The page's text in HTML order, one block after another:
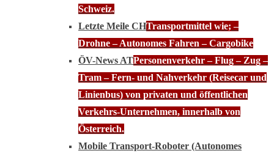
Schweiz.
Letzte Meile CHTransportmittel wie; –
Drohne – Autonomes Fahren – Cargobike
ÖV-News ATPersonenverkehr – Flug – Zug –
Tram – Fern- und Nahverkehr (Reisecar und
Linienbus) von privaten und öffentlichen
Verkehrs-Unternehmen, innerhalb von
Österreich.
Mobile Transport-Roboter (Autonomes